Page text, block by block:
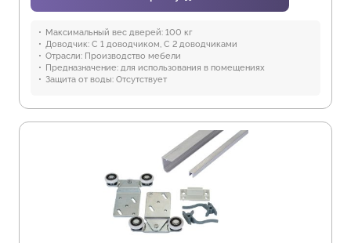
Максимальный вес дверей: 100 кг
Доводчик: С 1 доводчиком, С 2 доводчиками
Отрасли: Производство мебели
Предназначение: для использования в помещениях
Защита от воды: Отсутствует